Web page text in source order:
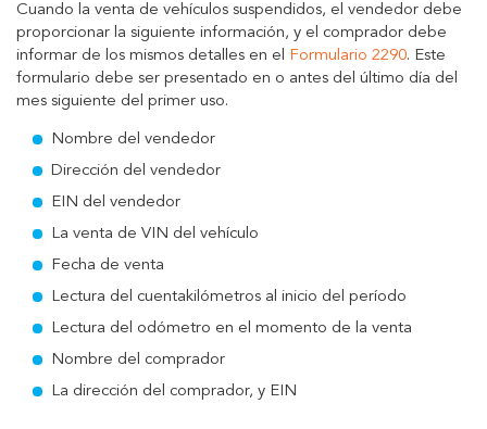
Cuando la venta de vehículos suspendidos, el vendedor debe
proporcionar la siguiente información, y el comprador debe
informar de los mismos detalles en el Formulario 2290. Este
formulario debe ser presentado en o antes del último día del
mes siguiente del primer uso.
Nombre del vendedor
Dirección del vendedor
EIN del vendedor
La venta de VIN del vehículo
Fecha de venta
Lectura del cuentakilómetros al inicio del período
Lectura del odómetro en el momento de la venta
Nombre del comprador
La dirección del comprador, y EIN